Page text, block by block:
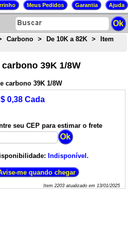
Carbono > De 10K a 82K >
Item
39K 1/8W
carbono 39K 1/8W
0,38 Cada
seu CEP para estimar o frete
Indisponível.
Item 2203atualizado em 13/01/2025